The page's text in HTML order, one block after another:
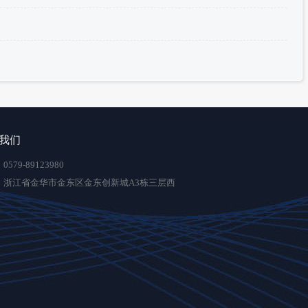
们
0579-89123980
浙江省金华市金东区金东创新城A3栋三层西